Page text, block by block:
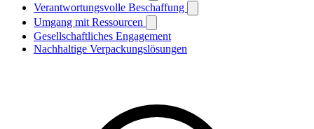
Verantwortungsvolle Beschaffung
Umgang mit Ressourcen
Gesellschaftliches Engagement
Nachhaltige Verpackungslösungen